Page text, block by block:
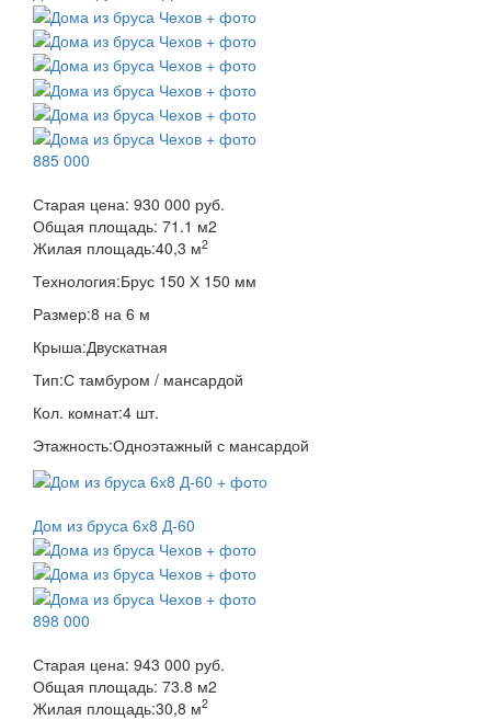
885 000
Старая цена: 930 000 руб.
Общая площадь: 71.1 м2
Жилая площадь:40,3 м2
Технология:Брус 150 Х 150 мм
Размер:8 на 6 м
Крыша:Двускатная
Тип:С тамбуром / мансардой
Кол. комнат:4 шт.
Этажность:Одноэтажный с мансардой
Дом из бруса 6х8 Д-60
898 000
Старая цена: 943 000 руб.
Общая площадь: 73.8 м2
Жилая площадь:30,8 м2